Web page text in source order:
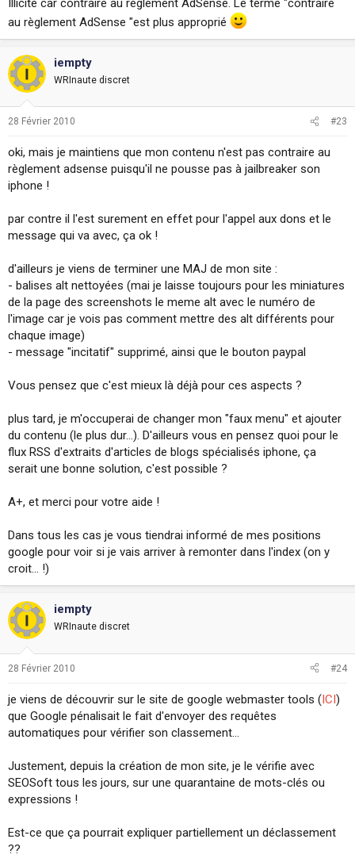
au règlement AdSense "est plus approprié
iempty
WRInaute discret
28 Février 2010 #23
oki, mais je maintiens que mon contenu n'est pas contraire au
règlement adsense puisqu'il ne pousse pas à jailbreaker son
iphone !
par contre il l'est surement en effet pour l'appel aux dons et le
message qui va avec, ça ok !
d'ailleurs je viens de terminer une MAJ de mon site :
- balises alt nettoyées (mai je laisse toujours pour les miniatures
de la page des screenshots le meme alt avec le numéro de
l'image car je vois pas comment mettre des alt différents pour
chaque image)
- message "incitatif" supprimé, ainsi que le bouton paypal
Vous pensez que c'est mieux là déjà pour ces aspects ?
plus tard, je m'occuperai de changer mon "faux menu" et ajouter
du contenu (le plus dur...). D'ailleurs vous en pensez quoi pour le
flux RSS d'extraits d'articles de blogs spécialisés iphone, ça
serait une bonne solution, c'est possible ?
A+, et merci pour votre aide !
Dans tous les cas je vous tiendrai informé de mes positions
google pour voir si je vais arriver à remonter dans l'index (on y
croit... !)
iempty
WRInaute discret
28 Février 2010 #24
je viens de découvrir sur le site de google webmaster tools (ICI)
que Google pénalisait le fait d'envoyer des requêtes
automatiques pour vérifier son classement...
Justement, depuis la création de mon site, je le vérifie avec
SEOSoft tous les jours, sur une quarantaine de mots-clés ou
expressions !
Est-ce que ça pourrait expliquer partiellement un déclassement
??